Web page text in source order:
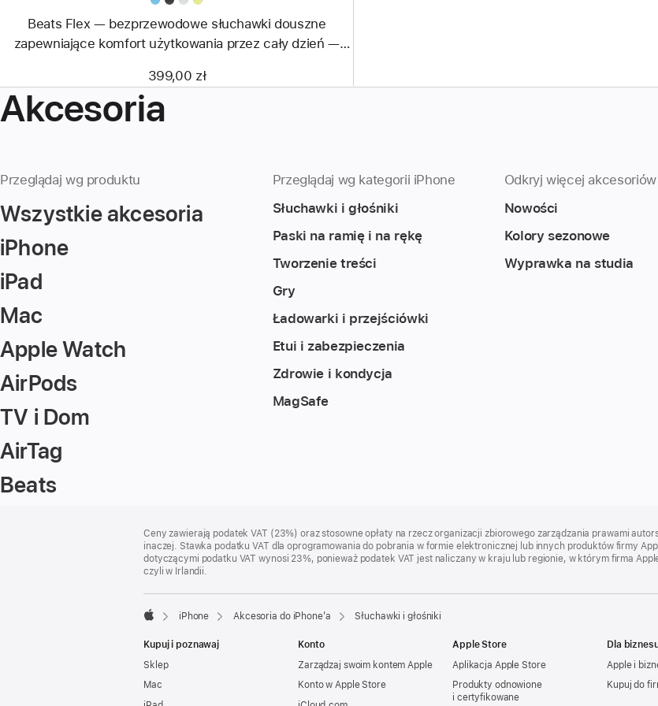
Beats Flex — bezprzewodowe słuchawki douszne
zapewniające komfort użytkowania przez cały dzień —
399,00 zł
Akcesoria
Przeglądaj wg produktu
Wszystkie akcesoria
iPhone
iPad
Mac
Apple Watch
AirPods
TV i Dom
AirTag
Beats
Przeglądaj wg kategorii iPhone
Słuchawki i głośniki
Paski na ramię i na rękę
Tworzenie treści
Gry
Ładowarki i przejściówki
Etui i zabezpieczenia
Zdrowie i kondycja
MagSafe
Odkryj więcej akcesoriów
Nowości
Kolory sezonowe
Wyprawka na studia
Ceny zawierają podatek VAT (23%) oraz stosowne opłaty na rzecz organizacji zbiorowego zarządzania prawami
inaczej. Stawka podatku VAT dla oprogramowania do pobrania w formie elektronicznej lub innych produktów firmy
dotyczącymi podatku VAT wynosi 23%, ponieważ podatek VAT jest naliczany w kraju lub regionie, w którym firma
czyli w Irlandii.
iPhone Akcesoria do iPhone’a Słuchawki i głośniki
Kupuj i poznawaj
Sklep
Mac
Konto
Zarządzaj swoim kontem Apple
Konto w Apple Store
Apple Store
Aplikacja Apple Store
Produkty odnowione
i certyfikowane
Dla
Apple i
Kupuj do